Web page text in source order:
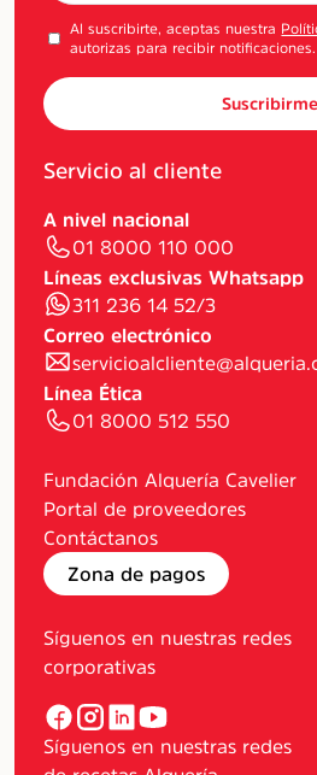
Al suscribirte, aceptas nuestra
autorizas para recibir notificaciones.
Suscribirme
Servicio al cliente
A nivel nacional
01 8000 110 000
Líneas exclusivas Whatsapp
311 236 14 52/3
Correo electrónico
Línea Ética
01 8000 512 550
Fundación Alquería Cavelier
Portal de proveedores
Contáctanos
Zona de pagos
Síguenos en nuestras redes
corporativas
Síguenos en nuestras redes